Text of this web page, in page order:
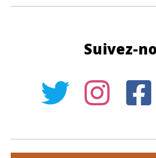
Suivez-